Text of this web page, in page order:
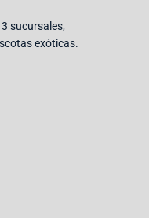
sucursales,
exóticas.